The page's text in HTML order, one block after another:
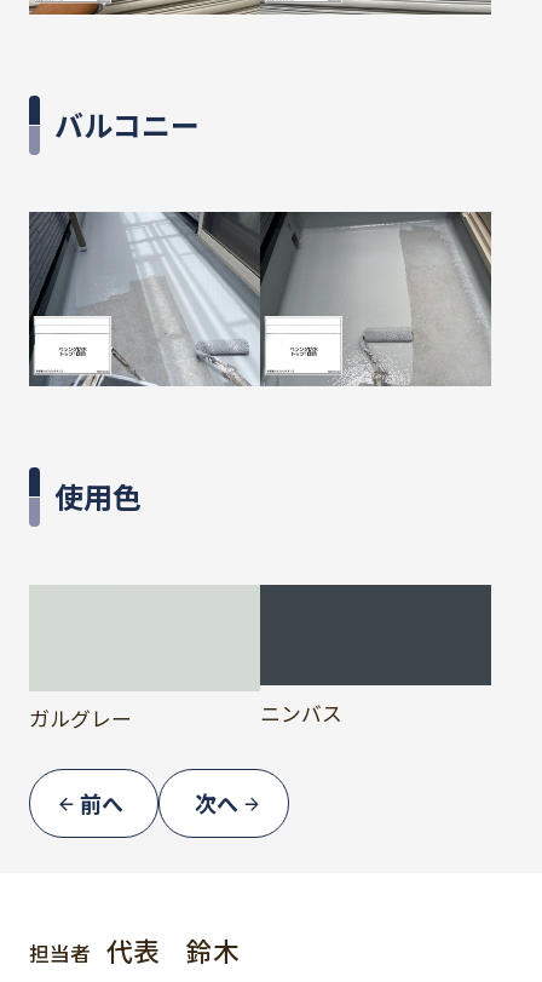
バルコニー
使用色
ガルグレー ニンバス
前へ 次へ
担当者 代表 鈴木